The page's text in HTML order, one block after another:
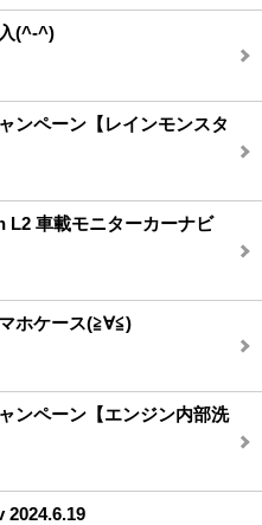
(^-^)
ンペーン【レインモンスタ
L2 車載モニターカーナビ
ホケース(≧∀≦)
ンペーン【エンジン内部洗
2024.6.19